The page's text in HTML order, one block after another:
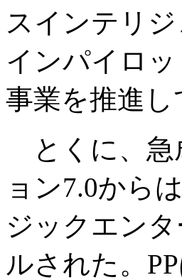
スインテリ
インパイロ
事業を推進し
とくに、急
ョン7.0から
ジックエン
ルされた。